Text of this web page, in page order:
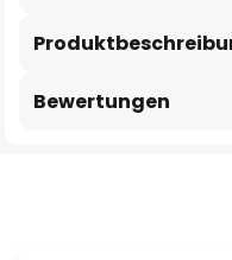
Bewertungen